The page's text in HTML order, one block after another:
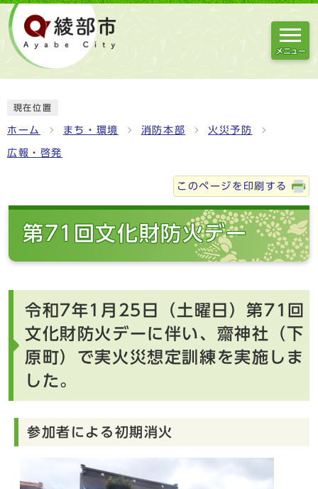
メニュー
現在位置
ホーム まち・環境 消防本部 火災予防
広報・啓発
このページを印刷する
第71回文化財防火デー
令和7年1月25日（土曜日）第71回
文化財防火デーに伴い、齋神社（下
原町）で実火災想定訓練を実施しま
した。
参加者による初期消火